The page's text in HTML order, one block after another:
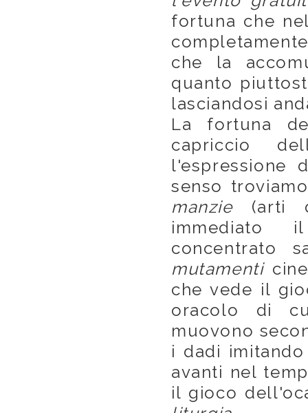
fortuna che
che la
quanto
lasciandosi
La fortuna
capriccio
l'espressione
senso
manzie(arti
immediato
concentrato
mutamenti
che vede il
oracolo di
muovono
i dadi
avanti nel
il gioco